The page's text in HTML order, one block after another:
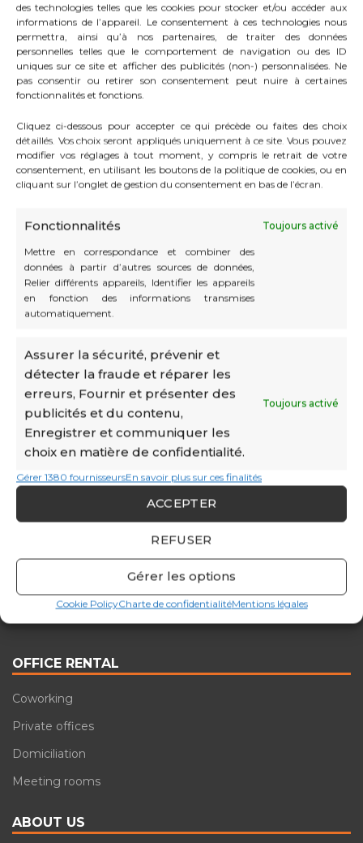
des technologies telles que les cookies pour stocker et/ou accéder aux
informations de l’appareil. Le consentement à ces technologies nous
permettra, ainsi qu’à nos partenaires, de traiter des données
personnelles telles que le comportement de navigation ou des ID
uniques sur ce site et afficher des publicités (non-) personnalisées. Ne
pas consentir ou retirer son consentement peut nuire à certaines
fonctionnalités et fonctions.
Cliquez ci-dessous pour accepter ce qui précède ou faites des choix
détaillés. Vos choix seront appliqués uniquement à ce site. Vous pouvez
modifier vos réglages à tout moment, y compris le retrait de votre
consentement, en utilisant les boutons de la politique de cookies, ou en
cliquant sur l’onglet de gestion du consentement en bas de l’écran.
Fonctionnalités Toujours activé
Mettre en correspondance et combiner des
données à partir d’autres sources de données,
Relier différents appareils, Identifier les appareils
en fonction des informations transmises
automatiquement.
Assurer la sécurité, prévenir et
détecter la fraude et réparer les
erreurs, Fournir et présenter des
publicités et du contenu,
Enregistrer et communiquer les
choix en matière de confidentialité.
Toujours activé
Gérer 1380 fournisseursEn savoir plus sur ces finalités
ACCEPTER
REFUSER
Gérer les options
Cookie PolicyCharte de confidentialitéMentions légales
Dans une interview pourMonaco Business News, Odile
Queré, fondatrice deCATS Business Center et
Harmoniesens
, explique comment ses centres d’affaires à
Monaco contribuent à améliorer le quotidien des salariés et
dirigeants. Convaincue que le bien-être humain est
essentiel à la réussite d’une entreprise, elle met en place
et au développement personnel.
Unevision novatrice du bien-être au travail à Monaco
dans plusieurs aspects : CATS propose notamment des
collectifs tels que yoga, Garuda, Total Body Barre, ainsi que
mise sur la prévention des risques psycho-sociaux, le
renforcement de la cohésion d’équipe, et l’amélioration
durable de la qualité de vie au travail.
OFFICE RENTAL
Coworking
Private offices
Domiciliation
Meeting rooms
ABOUT US